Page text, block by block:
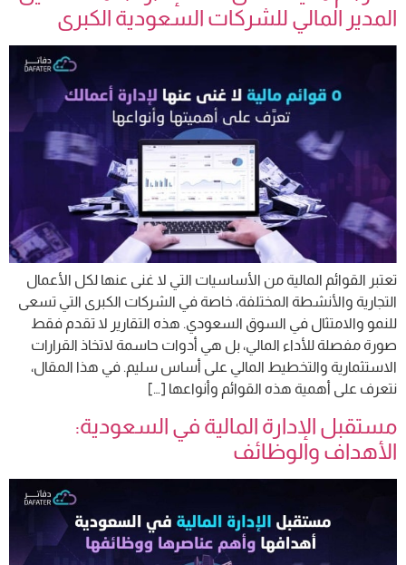
المدير المالي للشركات السعودية الكبرى
تعتبر القوائم المالية من الأساسيات التي لا غنى عنها لكل الأعمال
التجارية والأنشطة المختلفة، خاصة في الشركات الكبرى التي تسعى
للنمو والامتثال في السوق السعودي. هذه التقارير لا تقدم فقط
صورة مفصلة للأداء المالي، بل هي أدوات حاسمة لاتخاذ القرارات
الاستثمارية والتخطيط المالي على أساس سليم. في هذا المقال،
نتعرف على أهمية هذه القوائم وأنواعها […]
مستقبل الإدارة المالية في السعودية:
الأهداف والوظائف